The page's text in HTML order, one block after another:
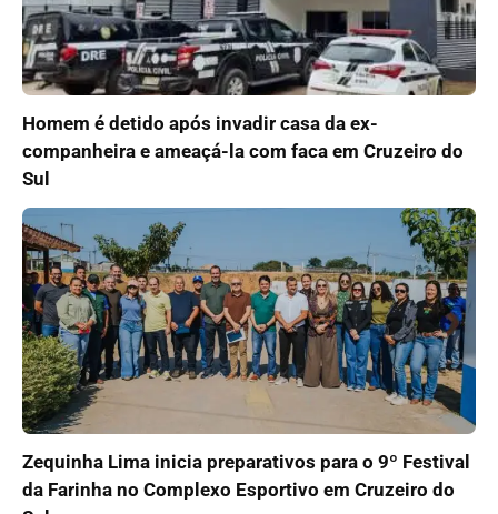
Homem é detido após invadir casa da ex-
companheira e ameaçá-la com faca em Cruzeiro do
Sul
Zequinha Lima inicia preparativos para o 9º Festival
da Farinha no Complexo Esportivo em Cruzeiro do